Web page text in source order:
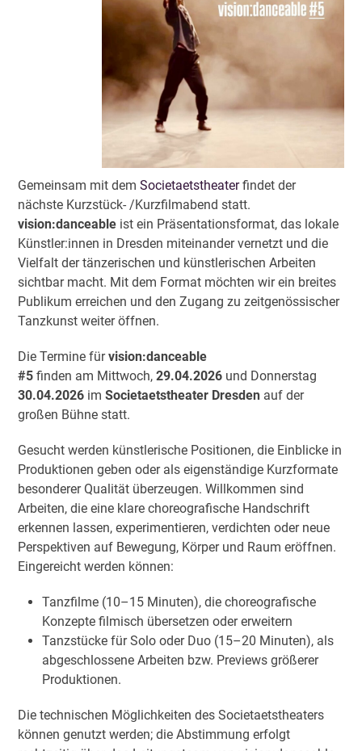
Gemeinsam mit demSocietaetstheaterfindet der
nächste Kurzstück- /Kurzfilmabend statt.
vision:danceable ist ein Präsentationsformat, das lokale
Künstler:innen in Dresden miteinander vernetzt und die
Vielfalt der tänzerischen und künstlerischen Arbeiten
sichtbar macht. Mit dem Format möchten wir ein breites
Publikum erreichen und den Zugang zu zeitgenössischer
Tanzkunst weiter öffnen.
Die Termine fürvision:danceable
#5finden am Mittwoch,29.04.2026 und Donnerstag
30.04.2026 imSocietaetstheater Dresden auf der
großen Bühne statt.
Gesucht werden künstlerische Positionen, die Einblicke in
Produktionen geben oder als eigenständige Kurzformate
besonderer Qualität überzeugen. Willkommen sind
Arbeiten, die eine klare choreografische Handschrift
erkennen lassen, experimentieren, verdichten oder neue
Perspektiven auf Bewegung, Körper und Raum eröffnen.
Eingereicht werden können:
Tanzfilme (10–15 Minuten), die choreografische
Konzepte filmisch übersetzen oder erweitern
Tanzstücke für Solo oder Duo (15–20 Minuten), als
abgeschlossene Arbeiten bzw. Previews größerer
Produktionen.
Die technischen Möglichkeiten des Societaetstheaters
können genutzt werden; die Abstimmung erfolgt